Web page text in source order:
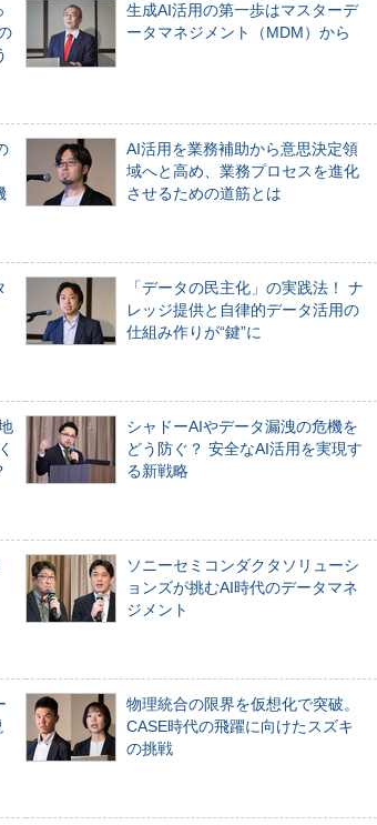
生成AI活用の第一歩はマスターデ
ータマネジメント（MDM）から
AI活用を業務補助から意思決定領
域へと高め、業務プロセスを進化
させるための道筋とは
「データの民主化」の実践法！ ナ
レッジ提供と自律的データ活用の
仕組み作りが“鍵”に
シャドーAIやデータ漏洩の危機を
どう防ぐ？ 安全なAI活用を実現す
る新戦略
ソニーセミコンダクタソリューシ
ョンズが挑むAI時代のデータマネ
ジメント
物理統合の限界を仮想化で突破。
CASE時代の飛躍に向けたスズキ
の挑戦